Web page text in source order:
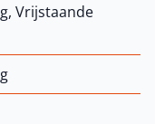
Vrijstaande